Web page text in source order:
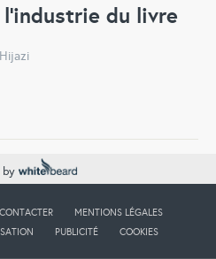
du livre
by
MENTIONS LÉGALES
PUBLICITÉ COOKIES